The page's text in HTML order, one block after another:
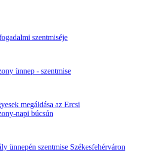
szentmiséje
ünnep - szentmise
megáldása az Ercsi
napi búcsún
ünnepén szentmise Székesfehérváron